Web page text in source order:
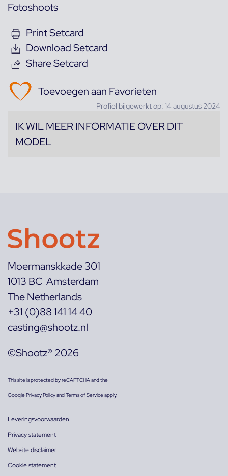
Fotoshoots
Print Setcard
Download Setcard
Share Setcard
Toevoegen aan Favorieten
Profiel bijgewerkt op: 14 augustus 2024
IK WIL MEER INFORMATIE OVER DIT
MODEL
Moermanskkade 301
1013 BC Amsterdam
The Netherlands
+31 (0)88 141 14 40
casting@shootz.nl
©Shootz® 2026
This site is protected by reCAPTCHA and the
GooglePrivacy PolicyandTerms of Serviceapply.
Leveringsvoorwaarden
Privacy statement
Website disclaimer
Cookie statement